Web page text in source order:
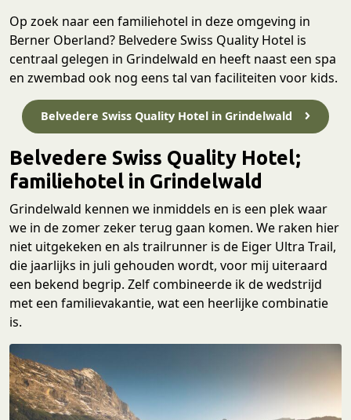
Op zoek naar een familiehotel in deze omgeving in
Berner Oberland? Belvedere Swiss Quality Hotel is
centraal gelegen in Grindelwald en heeft naast een spa
en zwembad ook nog eens tal van faciliteiten voor kids.
Belvedere Swiss Quality Hotel in Grindelwald
Belvedere Swiss Quality Hotel;
familiehotel in Grindelwald
Grindelwald kennen we inmiddels en is een plek waar
we in de zomer zeker terug gaan komen. We raken hier
niet uitgekeken en als trailrunner is de Eiger Ultra Trail,
die jaarlijks in juli gehouden wordt, voor mij uiteraard
een bekend begrip. Zelf combineerde ik de wedstrijd
met een familievakantie, wat een heerlijke combinatie
is.